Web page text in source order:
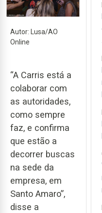
Autor: Lusa/AO
Online
“A Carris está a
colaborar com
as autoridades,
como sempre
faz, e confirma
que estão a
decorrer buscas
na sede da
empresa, em
Santo Amaro”,
disse a